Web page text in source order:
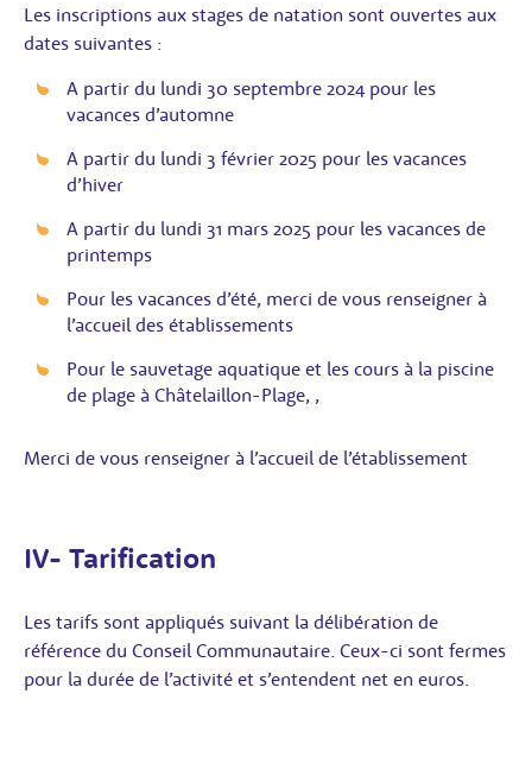
Les inscriptions aux stages de natation sont ouvertes aux
dates suivantes :
A partir du lundi 30 septembre 2024 pour les
vacances d’automne
A partir du lundi 3 février 2025 pour les vacances
d’hiver
A partir du lundi 31 mars 2025 pour les vacances de
printemps
Pour les vacances d’été, merci de vous renseigner à
l’accueil des établissements
Pour le sauvetage aquatique et les cours à la piscine
de plage à Châtelaillon-Plage, ,
Merci de vous renseigner à l’accueil de l’établissement
IV- Tarification
Les tarifs sont appliqués suivant la délibération de
référence du Conseil Communautaire. Ceux-ci sont fermes
pour la durée de l’activité et s’entendent net en euros.